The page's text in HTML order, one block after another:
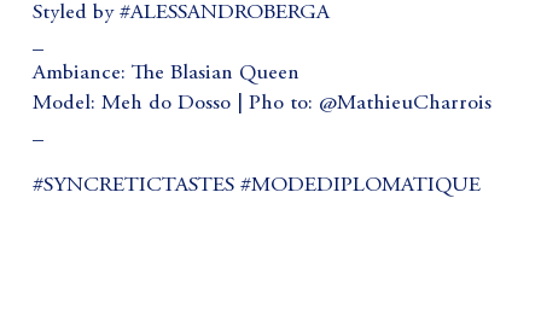
Styled by #ALESSANDROBERGA
Ambiance: The Blasian Queen
Model: Meh do Dosso | Pho to: @MathieuCharrois
#SYNCRETICTASTES #MODEDIPLOMATIQUE